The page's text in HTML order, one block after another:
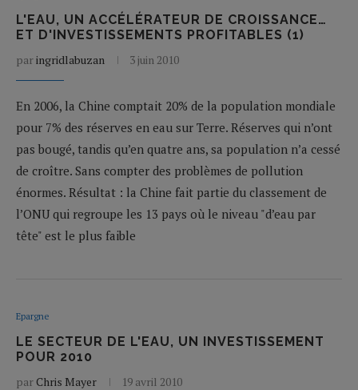
L'EAU, UN ACCÉLÉRATEUR DE CROISSANCE…
ET D'INVESTISSEMENTS PROFITABLES (1)
paringridlabuzan 3 juin 2010
En 2006, la Chine comptait 20% de la population mondiale
pour 7% des réserves en eau sur Terre. Réserves qui n’ont
pas bougé, tandis qu’en quatre ans, sa population n’a cessé
de croître. Sans compter des problèmes de pollution
énormes. Résultat : la Chine fait partie du classement de
l’ONU qui regroupe les 13 pays où le niveau "d’eau par
tête" est le plus faible
Epargne
LE SECTEUR DE L'EAU, UN INVESTISSEMENT
POUR 2010
parChris Mayer 19 avril 2010